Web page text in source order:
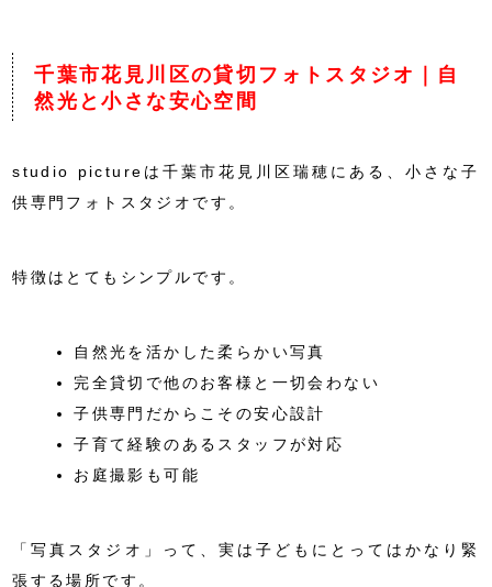
千葉市花見川区の貸切フォトスタジオ｜自
然光と小さな安心空間
studio pictureは千葉市花見川区瑞穂にある、小さな子
供専門フォトスタジオです。
特徴はとてもシンプルです。
自然光を活かした柔らかい写真
完全貸切で他のお客様と一切会わない
子供専門だからこその安心設計
子育て経験のあるスタッフが対応
お庭撮影も可能
「写真スタジオ」って、実は子どもにとってはかなり緊
張する場所です。